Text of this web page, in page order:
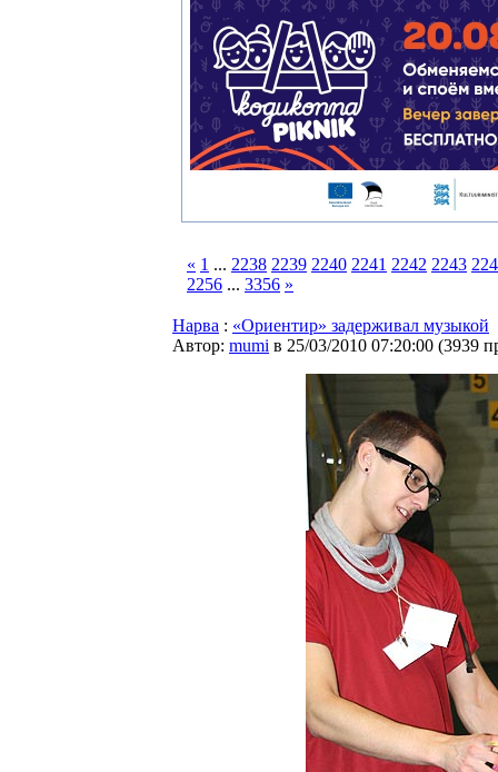
« 1 ... 2238 2239 2240 2241 2242 2243
2256 ... 3356 »
Нарва : «Ориентир» задерживал музыкой
Автор: mumi в 25/03/2010 07:20:00 (3939